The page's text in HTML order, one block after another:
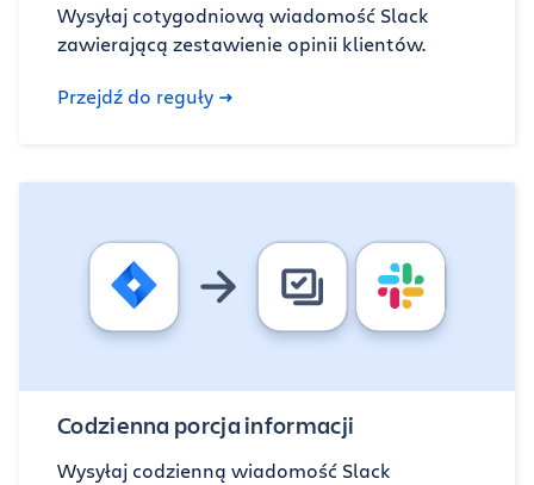
Wysyłaj cotygodniową wiadomość Slack
zawierającą zestawienie opinii klientów.
Przejdź do reguły
Codzienna porcja informacji
Wysyłaj codzienną wiadomość Slack